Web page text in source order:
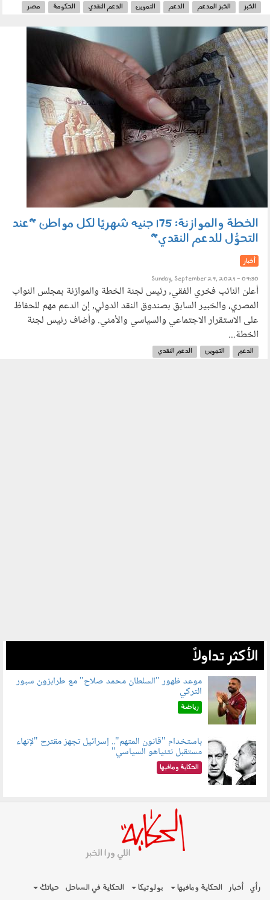
الخبز الخبز المدعم الدعم التموين الدعم النقدي الحكومة
مصر
2909_005.jpg
الخطة والموازنة: 175 جنيه شهريًا لكل مواطن "عند
التحوُّل للدعم النقدي"
أخبار
Sunday, September 29, 2024 - 09:30
أعلن النائب فخري الفقي٫ رئيس لجنة الخطة والموازنة بمجلس النواب
المصري، والخبير السابق بصندوق النقد الدولي٫ إن الدعم مهم للحفاظ
على الاستقرار الاجتماعي والسياسي والأمني. وأضاف رئيس لجنة
الخطة...
الدعم التموين الدعم النقدي
الأكثر تداولاً
090802.jpg
موعد ظهور "السلطان محمد صلاح" مع طرابزون سبور
التركي
رياضة
090801.jpg
باستخدام "قانون المتهم".. إسرائيل تجهز مقترح "لإنهاء
مستقبل نتنياهو السياسي"
الحكاية ومافيها
رأي أخبار الحكاية ومافيها بولوتيكا الحكاية في الساحل حياتك